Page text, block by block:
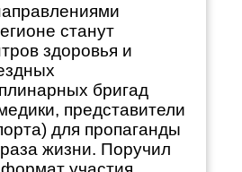
станут
здоровья и
бригад
представители
для пропаганды
жизни. Поручил